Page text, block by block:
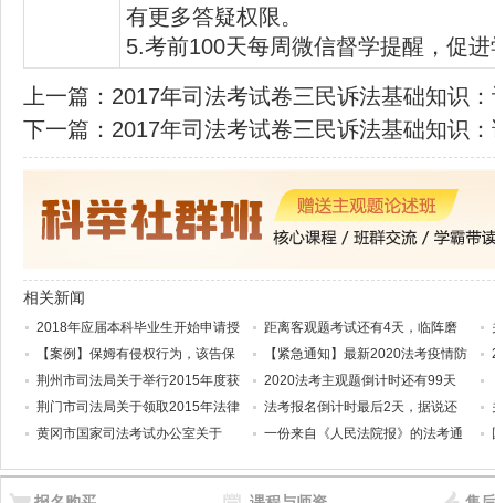
有更多答疑权限。
5.考前100天每周微信督学提醒，促
上一篇： 2017年司法考试卷三民诉法基础知识
下一篇： 2017年司法考试卷三民诉法基础知识
相关新闻
2018年应届本科毕业生开始申请授
【案例】保姆有侵权行为，该告保
荆州市司法局关于举行2015年度获
荆门市司法局关于领取2015年法律
黄冈市国家司法考试办公室关于
距离客观题考试还有4天，临阵磨
【紧急通知】最新2020法考疫情防
2020法考主观题倒计时还有99天
法考报名倒计时最后2天，据说还
一份来自《人民法院报》的法考通